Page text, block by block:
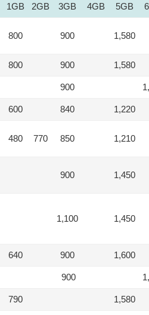
1GB 2GB 3GB 4GB 5GB
800 900 1,580
800 900 1,580
900
600 840 1,220
480 770 850 1,210
900 1,450
1,100 1,450
640 900 1,600
900
790 1,580